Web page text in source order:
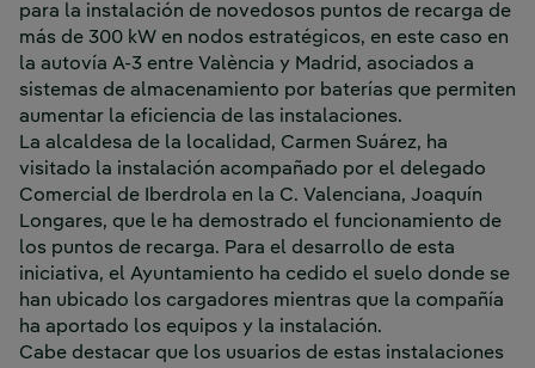
para la instalación de novedosos puntos de recarga de
más de 300 kW en nodos estratégicos, en este caso en
la autovía A-3 entre València y Madrid, asociados a
sistemas de almacenamiento por baterías que permiten
aumentar la eficiencia de las instalaciones.
La alcaldesa de la localidad, Carmen Suárez, ha
visitado la instalación acompañado por el delegado
Comercial de Iberdrola en la C. Valenciana, Joaquín
Longares, que le ha demostrado el funcionamiento de
los puntos de recarga. Para el desarrollo de esta
iniciativa, el Ayuntamiento ha cedido el suelo donde se
han ubicado los cargadores mientras que la compañía
ha aportado los equipos y la instalación.
Cabe destacar que los usuarios de estas instalaciones